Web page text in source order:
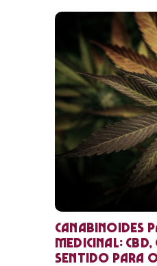
Canabinoides
medicinal: CBD,
sentido para